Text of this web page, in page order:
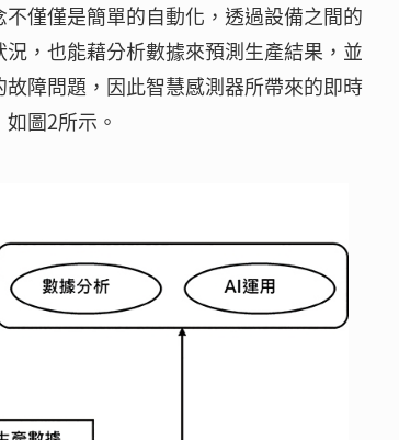
僅僅是簡單的自動化，透過設備之間的
，也能藉分析數據來預測生產結果，並
障問題，因此智慧感測器所帶來的即時
圖2所示。